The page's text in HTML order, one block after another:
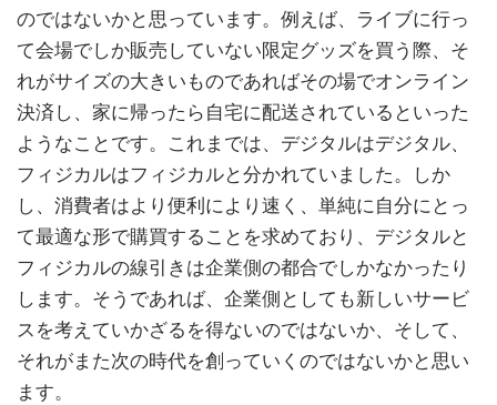
のではないかと思っています。例えば、ライブに行っ
て会場でしか販売していない限定グッズを買う際、そ
れがサイズの大きいものであればその場でオンライン
決済し、家に帰ったら自宅に配送されているといった
ようなことです。これまでは、デジタルはデジタル、
フィジカルはフィジカルと分かれていました。しか
し、消費者はより便利により速く、単純に自分にとっ
て最適な形で購買することを求めており、デジタルと
フィジカルの線引きは企業側の都合でしかなかったり
します。そうであれば、企業側としても新しいサービ
スを考えていかざるを得ないのではないか、そして、
それがまた次の時代を創っていくのではないかと思い
ます。